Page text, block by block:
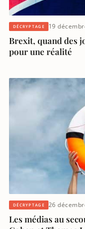
DÉCRYPTAGE 19
Brexit, quand des
pour une réalité
DÉCRYPTAGE 26
Les médias au